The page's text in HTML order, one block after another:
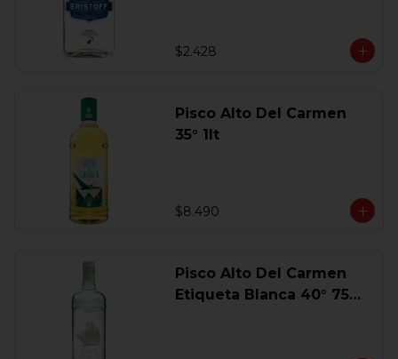
$2.428
Pisco Alto Del Carmen
35° 1lt
$8.490
Pisco Alto Del Carmen
Etiqueta Blanca 40° 750